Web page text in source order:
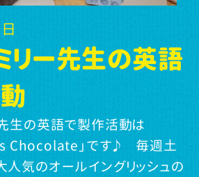
リー先生の英語
生の英語で製作活動は
Chocolate」です♪ 毎週土
気のオールイングリッシュの